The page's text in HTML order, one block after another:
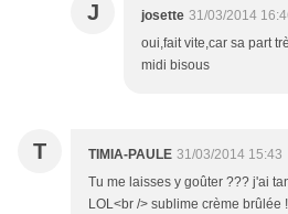
J josette 31/03/2014
oui,fait vite,car sa part
midi bisous
T TIMIA-PAULE 31/03/2014 15:43
Tu me laisses y goûter ??? j'ai
LOL<br /> sublime crème brûlée